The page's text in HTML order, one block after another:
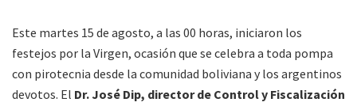
Este martes 15 de agosto, a las 00 horas, iniciaron los
festejos por la Virgen, ocasión que se celebra a toda pompa
con pirotecnia desde la comunidad boliviana y los argentinos
devotos. El Dr. José Dip, director de Control y Fiscalización